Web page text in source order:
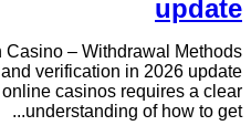
update
– Withdrawal Methods
verification in 2026 update
casinos requires a clear
understanding of how to get...